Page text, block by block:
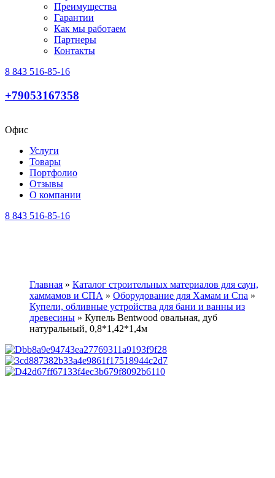
Преимущества
Гарантии
Как мы работаем
Партнеры
Контакты
8 843 516-85-16
+79053167358
Офис
Услуги
Товары
Портфолио
Отзывы
О компании
8 843 516-85-16
Главная » Каталог строительных материалов для саун,
хаммамов и СПА » Оборудование для Хамам и Спа »
Купели, обливные устройства для бани и ванны из
древесины » Купель Bentwood овальная, дуб
натуральный, 0,8*1,42*1,4м